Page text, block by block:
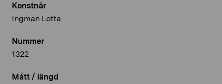
Konstnär
Ingman Lotta
Nummer
1322
Mått / längd